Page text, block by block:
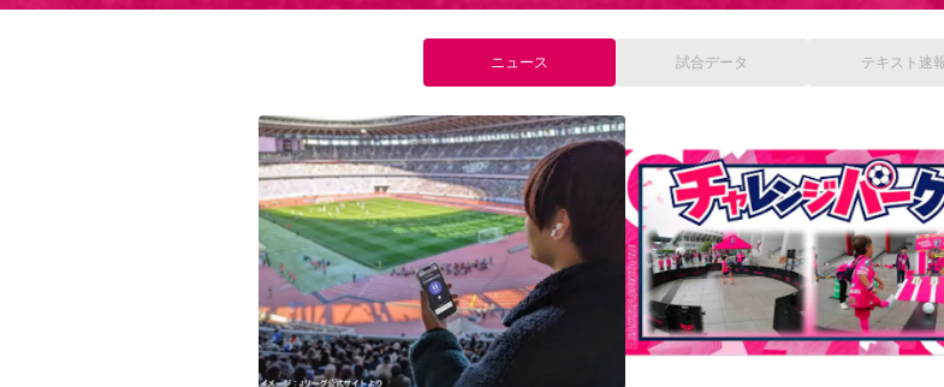
ニュース 試合データ テキスト 速